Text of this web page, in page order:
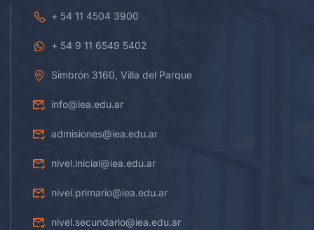
+ 54 11 4504 3900
+ 54 9 11 6549 5402
Simbrón 3160, Villa del Parque
info@iea.edu.ar
admisiones@iea.edu.ar
nivel.inicial@iea.edu.ar
nivel.primario@iea.edu.ar
nivel.secundario@iea.edu.ar